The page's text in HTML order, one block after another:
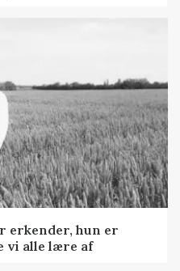
erkender, hun er
vi alle lære af